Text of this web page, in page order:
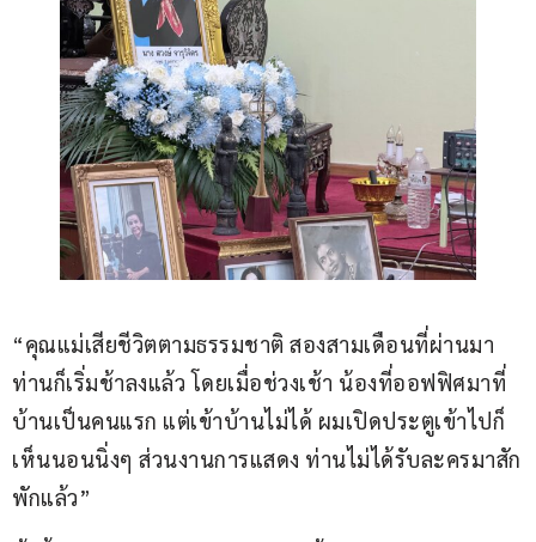
“คุณแม่เสียชีวิตตามธรรมชาติ สองสามเดือนที่ผ่านมา
ท่านก็เริ่มช้าลงแล้ว โดยเมื่อช่วงเช้า น้องที่ออฟฟิศมาที่
บ้านเป็นคนแรก แต่เข้าบ้านไม่ได้ ผมเปิดประตูเข้าไปก็
เห็นนอนนิ่งๆ ส่วนงานการแสดง ท่านไม่ได้รับละครมาสัก
พักแล้ว”